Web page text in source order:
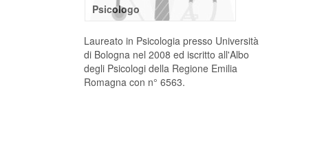
Psicologo
Laureato in Psicologia presso Università
di Bologna nel 2008 ed iscritto all'Albo
degli Psicologi della Regione Emilia
Romagna con n° 6563.